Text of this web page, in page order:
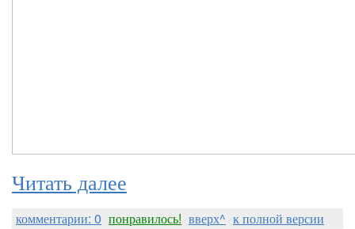
Читать далее
комментарии: 0 понравилось! вверх^ к полной версии